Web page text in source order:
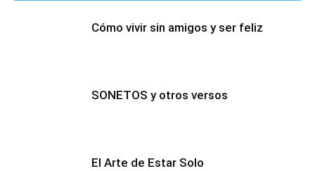
Cómo vivir sin amigos y ser feliz
SONETOS y otros versos
El Arte de Estar Solo